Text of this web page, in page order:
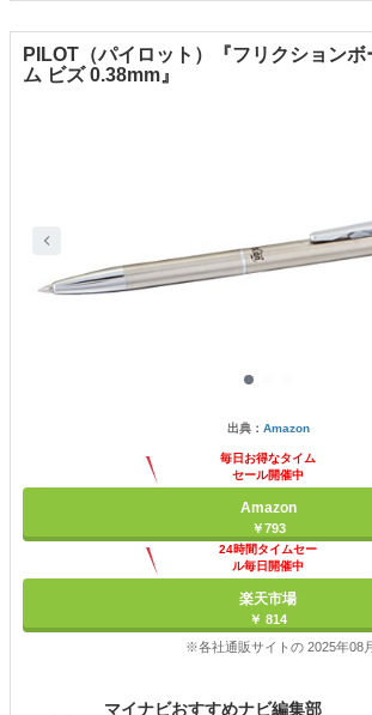
PILOT（パイロット）『フリクションボ
ム ビズ 0.38mm』
出典： Amazon
毎日お得なタイム
セール開催中
Amazon
￥793
24時間タイムセー
ル毎日開催中
楽天市場
￥ 814
※各社通販サイトの 2025年08
マイナビおすすめナビ編集部